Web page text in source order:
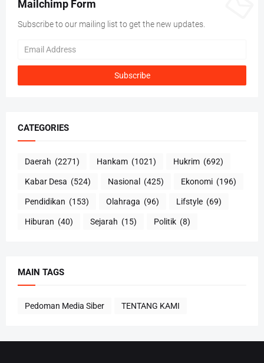
Mailchimp Form
Subscribe to our mailing list to get the new updates.
CATEGORIES
Daerah (2271) Hankam (1021) Hukrim (692)
Kabar Desa (524) Nasional (425) Ekonomi (196)
Pendidikan (153) Olahraga (96) Lifstyle (69)
Hiburan (40) Sejarah (15) Politik (8)
MAIN TAGS
Pedoman Media Siber TENTANG KAMI